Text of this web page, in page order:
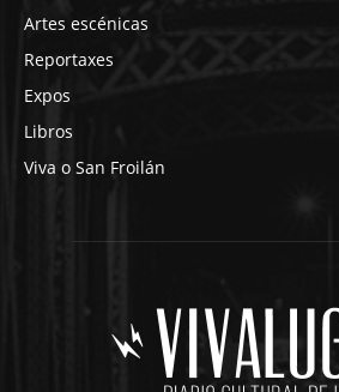
Artes escénicas
Reportaxes
Expos
Libros
Viva o San Froilán